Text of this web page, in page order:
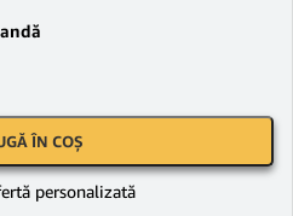
ÎN COȘ
personalizată